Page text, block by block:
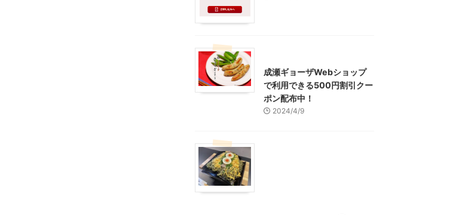
成瀬ギョーザWebショップ
で利用できる500円割引クー
ポン配布中！
2024/4/9